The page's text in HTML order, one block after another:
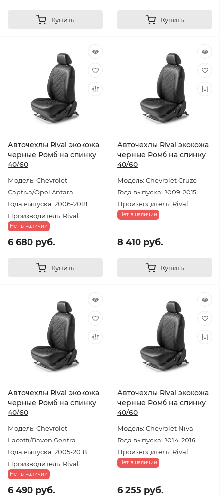
Купить Купить
Авточехлы Rival экокожа
черные Ромб на спинку
40/60
Модель: Chevrolet
Captiva/Opel Antara
Года выпуска: 2006-2018
Производитель: Rival
Нет в наличии
6 680 руб.
Купить
Авточехлы Rival экокожа
черные Ромб на спинку
40/60
Модель: Chevrolet Cruze
Года выпуска: 2009-2015
Производитель: Rival
Нет в наличии
8 410 руб.
Купить
Авточехлы Rival экокожа
черные Ромб на спинку
40/60
Модель: Chevrolet
Lacetti/Ravon Gentra
Года выпуска: 2005-2018
Производитель: Rival
Нет в наличии
6 490 руб.
Авточехлы Rival экокожа
черные Ромб на спинку
40/60
Модель: Chevrolet Niva
Года выпуска: 2014-2016
Производитель: Rival
Нет в наличии
6 255 руб.